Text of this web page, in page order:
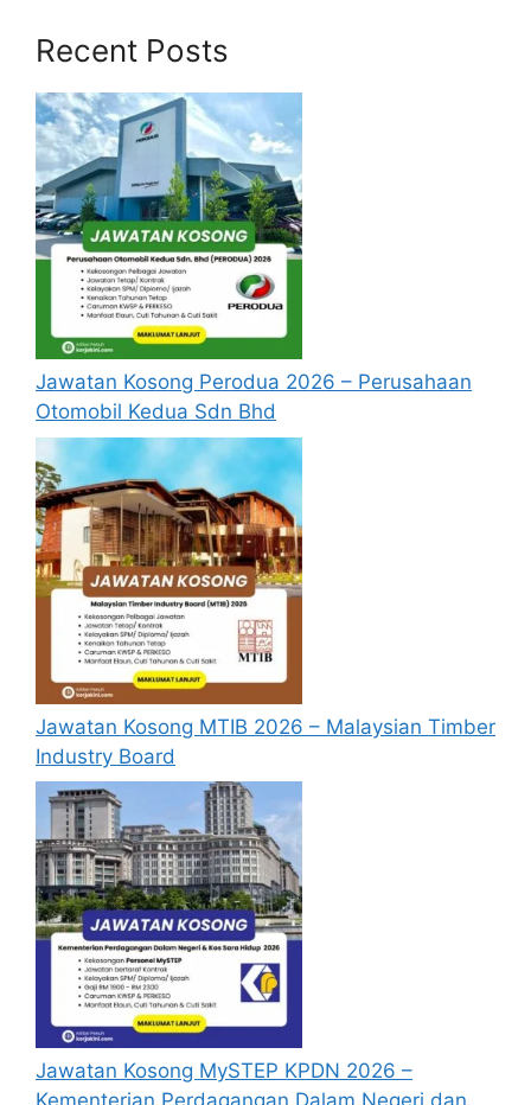
Calon hendaklah warganegara Malaysia
tahunpada tarikh tutup permohonan
jawatan.
Berkelayakan dan melepasi syarat-syarat
pelantikan yang telah ditetapkan bagi
setiap jawatan yang hendak dipohon, Sila
baca pada lampiran yang kami telah
sediakan seperti berikut.
Cara Memohon
Permohonan jawatan diatas hendaklah
melalui pautanPermohonan Online
boleh didapati melalui pautan yang telah
disediakan dibawah. Untuk pemohon kali
pertama, anda perlu mendaftar
akaun baru terlebih dahulu.
Calon dikehendaki memuat naik resume
yang lengkap (kelayakan akademik,
pengalaman kerja, gaji semasa dan gaji
yang dipohon, gambar berukuran
passport serta salinan sijil-sijil berkaitan)
semasa membuat permohonan.
Pemohon yang telah mendaftar dan
memohon jawatan yang disenaraikan
tidak perlu lagi memohon semula
sekiranya tempoh permohonan masih
sah.
Sebelum membuat permohonan sila
pastikan andalogin/register
mengisi segala maklumat yang diminta
dengan lengkap dan tepat.
Perlu diingatkan, hanya pemohon yang
layak sahaja akan dipanggil ke
temuduga. Sila lengkapkan dan
Recent Posts
Jawatan Kosong Perodua 2026 – Perusahaan
Otomobil Kedua Sdn Bhd
Jawatan Kosong MTIB 2026 – Malaysian Timber
Industry Board
Jawatan Kosong MySTEP KPDN 2026 –
Kementerian Perdagangan Dalam Negeri dan